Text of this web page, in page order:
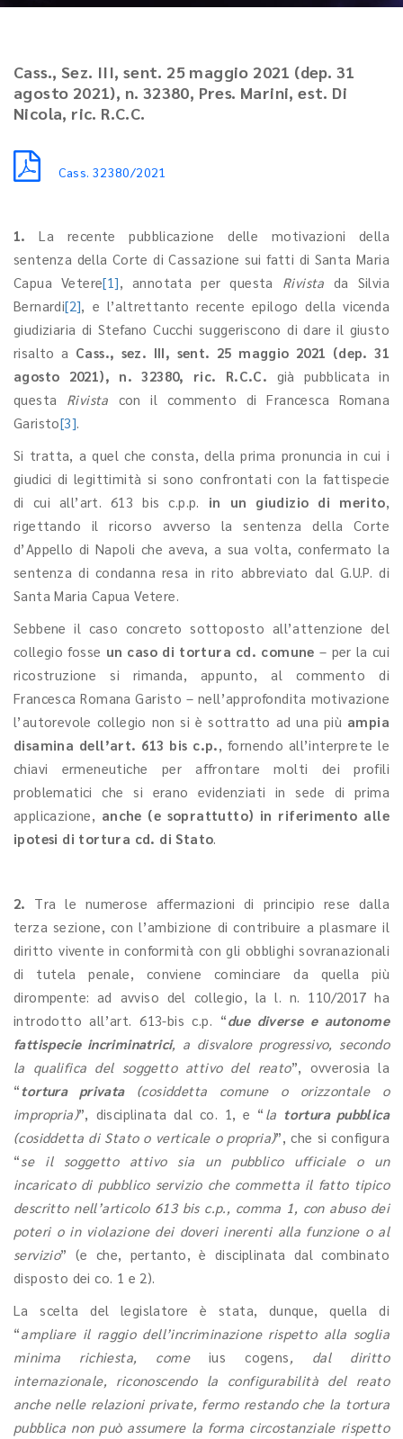
Cass., Sez. III, sent. 25 maggio 2021 (dep. 31
agosto 2021), n. 32380, Pres. Marini, est. Di
Nicola, ric. R.C.C.
Cass. 32380/2021
1. La recente pubblicazione delle motivazioni della
sentenza della Corte di Cassazione sui fatti di Santa Maria
Capua Vetere[1], annotata per questa Rivista da Silvia
Bernardi[2], e l’altrettanto recente epilogo della vicenda
giudiziaria di Stefano Cucchi suggeriscono di dare il giusto
risalto a Cass., sez. III, sent. 25 maggio 2021 (dep. 31
agosto 2021), n. 32380, ric. R.C.C. già pubblicata in
questa Rivista con il commento di Francesca Romana
Garisto[3].
Si tratta, a quel che consta, della prima pronuncia in cui i
giudici di legittimità si sono confrontati con la fattispecie
di cui all’art. 613 bis c.p.p. in un giudizio di merito,
rigettando il ricorso avverso la sentenza della Corte
d’Appello di Napoli che aveva, a sua volta, confermato la
sentenza di condanna resa in rito abbreviato dal G.U.P. di
Santa Maria Capua Vetere.
Sebbene il caso concreto sottoposto all’attenzione del
collegio fosse un caso di tortura cd. comune – per la cui
ricostruzione si rimanda, appunto, al commento di
Francesca Romana Garisto – nell’approfondita motivazione
l’autorevole collegio non si è sottratto ad una più ampia
disamina dell’art. 613 bis c.p., fornendo all’interprete le
chiavi ermeneutiche per affrontare molti dei profili
problematici che si erano evidenziati in sede di prima
applicazione, anche (e soprattutto) in riferimento alle
ipotesi di tortura cd. di Stato.
2. Tra le numerose affermazioni di principio rese dalla
terza sezione, con l’ambizione di contribuire a plasmare il
diritto vivente in conformità con gli obblighi sovranazionali
di tutela penale, conviene cominciare da quella più
dirompente: ad avviso del collegio, la l. n. 110/2017 ha
introdotto all’art. 613-bis c.p. “due diverse e autonome
fattispecie incriminatrici, a disvalore progressivo, secondo
la qualifica del soggetto attivo del reato”, ovverosia la
“tortura privata(cosiddetta comune o orizzontale o
impropria)”, disciplinata dal co. 1, e “ la tortura pubblica
(cosiddetta di Stato o verticale o propria)”, che si configura
“se il soggetto attivo sia un pubblico ufficiale o un
incaricato di pubblico servizio che commetta il fatto tipico
descritto nell’articolo 613 bis c.p., comma 1, con abuso dei
poteri o in violazione dei doveri inerenti alla funzione o al
servizio” (e che, pertanto, è disciplinata dal combinato
disposto dei co. 1 e 2).
La scelta del legislatore è stata, dunque, quella di
“ampliare il raggio dell’incriminazione rispetto alla soglia
minima richiesta, come ius cogens, dal diritto
internazionale, riconoscendo la configurabilità del reato
anche nelle relazioni private, fermo restando che la tortura
pubblica non può assumere la forma circostanziale rispetto